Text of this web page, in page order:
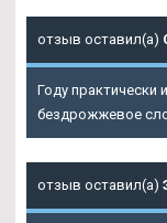
отзыв оставил(а)
Году
бездрожжевое
отзыв оставил(а)